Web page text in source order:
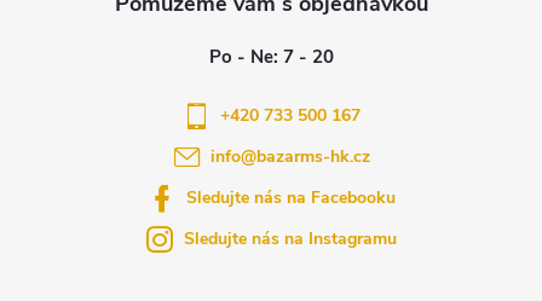
info@bazarms-hk.cz
+420 733 500 167
Sledujte nás na Facebooku
Sledujte nás na Instagramu